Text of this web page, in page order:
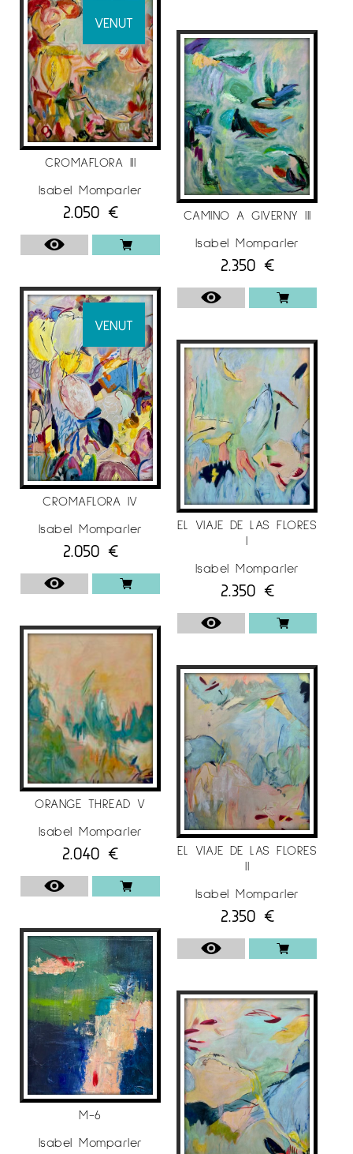
VENUT
CROMAFLORA III
Isabel Momparler
2.050 €
VENUT
CROMAFLORA IV
Isabel Momparler
2.050 €
ORANGE THREAD V
Isabel Momparler
2.040 €
M-6
Isabel Momparler
CAMINO A GIVERNY III
Isabel Momparler
2.350 €
EL VIAJE DE LAS FLORES
I
Isabel Momparler
2.350 €
EL VIAJE DE LAS FLORES
II
Isabel Momparler
2.350 €